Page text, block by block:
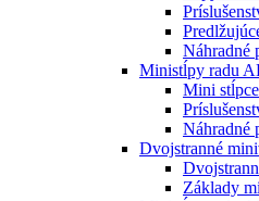
Náhradné
Ministĺpy radu
Mini
Náhradné
Dvojstranné
Základy